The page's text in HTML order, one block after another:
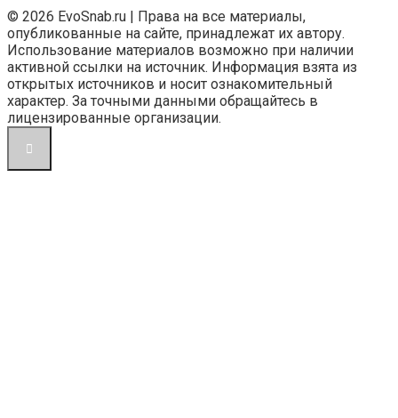
© 2026 EvoSnab.ru | Права на все материалы,
опубликованные на сайте, принадлежат их автору.
Использование материалов возможно при наличии
активной ссылки на источник. Информация взята из
открытых источников и носит ознакомительный
характер. За точными данными обращайтесь в
лицензированные организации.